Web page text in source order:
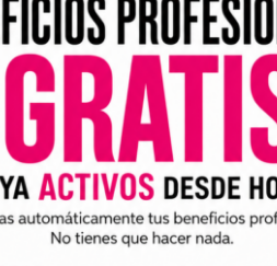
de impresión DTF o UV DTF.
camisetas, sudaderas, tote
tus impresiones y ayudarte
necesidades, preparar el